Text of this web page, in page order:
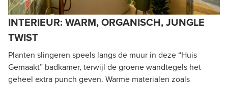
INTERIEUR: WARM, ORGANISCH, JUNGLE
TWIST
Planten slingeren speels langs de muur in deze “Huis
Gemaakt” badkamer, terwijl de groene wandtegels het
geheel extra punch geven. Warme materialen zoals